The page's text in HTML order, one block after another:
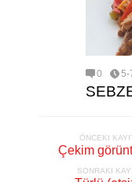
0 5-
ÖNCEKI
Çekim
SONRAKI